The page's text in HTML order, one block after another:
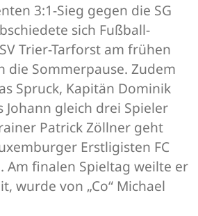
3:1-Sieg gegen die SG
sich Fußball-
Trier-Tarforst am frühen
die Sommerpause. Zudem
Spruck, Kapitän Dominik
Johann gleich drei Spieler
Patrick Zöllner geht
Erstligisten FC
Am finalen Spieltag weilte er
wurde von „Co“ Michael